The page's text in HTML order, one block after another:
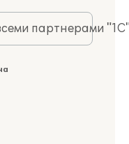
партнерами